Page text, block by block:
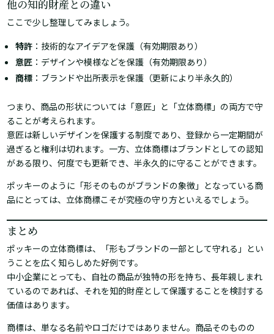
他の知的財産との違い
ここで少し整理してみましょう。
特許 ：技術的なアイデアを保護（有効期限あり）
意匠 ：デザインや模様などを保護（有効期限あり）
商標 ：ブランドや出所表示を保護（更新により半永久的）
つまり、商品の形状については「意匠」と「立体商標」の両方で守
ることが考えられます。
意匠は新しいデザインを保護する制度であり、登録から一定期間が
過ぎると権利は切れます。一方、立体商標はブランドとしての認知
がある限り、何度でも更新でき、半永久的に守ることができます。
ポッキーのように「形そのものがブランドの象徴」となっている商
品にとっては、立体商標こそが究極の守り方といえるでしょう。
まとめ
ポッキーの立体商標は、「形もブランドの一部として守れる」とい
うことを広く知らしめた好例です。
中小企業にとっても、自社の商品が独特の形を持ち、長年親しまれ
ているのであれば、それを知的財産として保護することを検討する
価値はあります。
商標は、単なる名前やロゴだけではありません。商品そのものの